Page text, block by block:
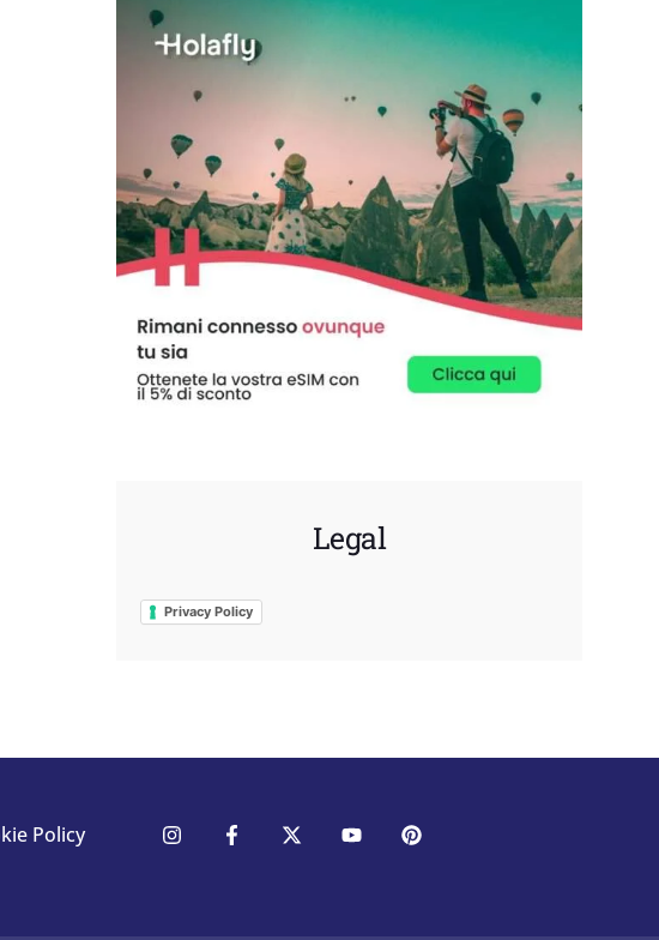
Legal
Privacy Policy
Policy